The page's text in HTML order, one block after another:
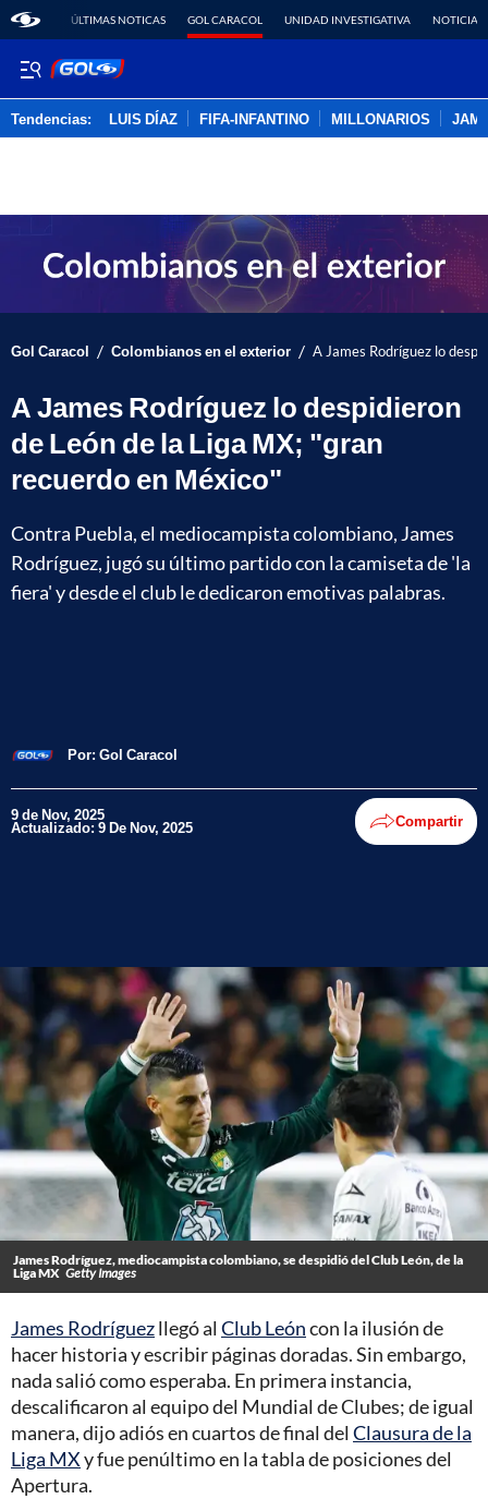
ÚLTIMAS NOTICAS GOL CARACOL UNIDAD INVESTIGATIVA NOTICIAS
Tendencias: LUIS DÍAZ FIFA-INFANTINO MILLONARIOS
Gol Caracol / Colombianos en el exterior / A James Rodríguez lo
A James Rodríguez lo despidieron
de León de la Liga MX; "gran
recuerdo en México"
Contra Puebla, el mediocampista colombiano, James
Rodríguez, jugó su último partido con la camiseta de 'la
fiera' y desde el club le dedicaron emotivas palabras.
Por: Gol Caracol
9 de Nov, 2025
Actualizado: 9 De Nov, 2025 Compartir
James Rodríguez, mediocampista colombiano, se despidió del Club León, de la
Liga MX Getty Images
James Rodríguezllegó al Club Leóncon la ilusión de
hacer historia y escribir páginas doradas. Sin embargo,
nada salió como esperaba. En primera instancia,
descalificaron al equipo del Mundial de Clubes; de igual
manera, dijo adiós en cuartos de final del Clausura de la
Liga MXy fue penúltimo en la tabla de posiciones del
Apertura.